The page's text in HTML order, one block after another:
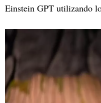
Einstein GPT utilizando